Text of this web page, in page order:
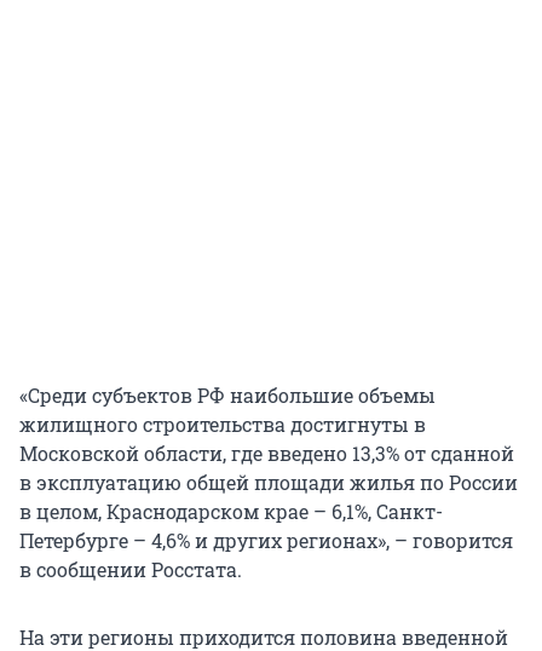
«Среди субъектов РФ наибольшие объемы
жилищного строительства достигнуты в
Московской области, где введено 13,3% от сданной
в эксплуатацию общей площади жилья по России
в целом, Краснодарском крае – 6,1%, Санкт-
Петербурге – 4,6% и других регионах», – говорится
в сообщении Росстата.
На эти регионы приходится половина введенной